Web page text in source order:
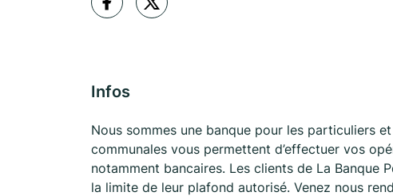
Infos
Nous sommes une banque pour les particuliers
communales vous permettent d’effectuer vos
notamment bancaires. Les clients de La Banque
la limite de leur plafond autorisé. Venez nous